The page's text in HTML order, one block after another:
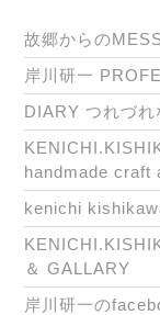
故郷からの
岸川研一
DIARY つれづ
handmade craft
kenichi
＆ GALLARY
岸川研一の